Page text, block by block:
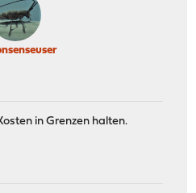
in Grenzen halten.